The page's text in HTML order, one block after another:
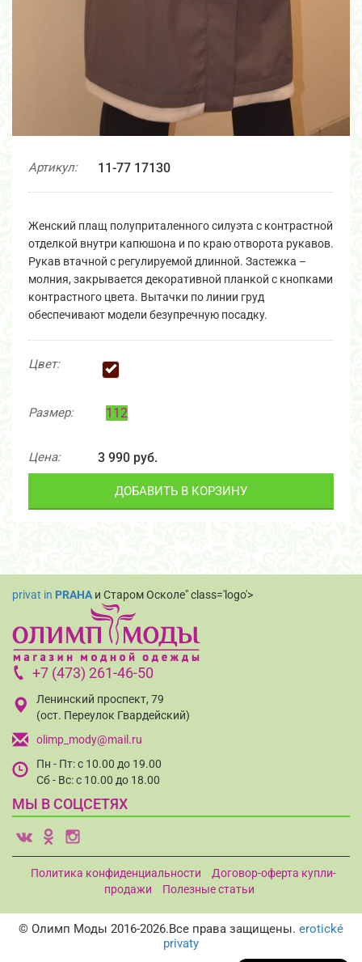
Артикул: 11-77 17130
Женский плащ полуприталенного силуэта с контрастной
отделкой внутри капюшона и по краю отворота рукавов.
Рукав втачной с регулируемой длинной. Застежка –
молния, закрывается декоративной планкой с кнопками
контрастного цвета. Вытачки по линии груд
обеспечивают модели безупречную посадку.
Цвет:
Размер: 112
Цена: 3 990 руб.
ДОБАВИТЬ В КОРЗИНУ
privat in PRAHA и Старом Осколе" class='logo'>
+7 (473) 261-46-50
Ленинский проспект, 79
(ост. Переулок Гвардейский)
olimp_mody@mail.ru
Пн - Пт: с 10.00 до 19.00
Сб - Вс: с 10.00 до 18.00
МЫ В СОЦСЕТЯХ
v o i
Политика конфиденциальности
Договор-оферта купли-
продажи
Полезные статьи
© Олимп Моды 2016-2026.Все права защищены. erotické
privaty